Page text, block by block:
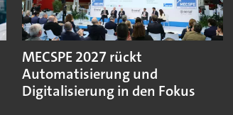
MECSPE 2027 rückt
Automatisierung und
Digitalisierung in den Fokus